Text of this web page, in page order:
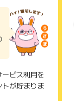
かねますので、
アプリのこと
ビス利用を
トが貯まりま